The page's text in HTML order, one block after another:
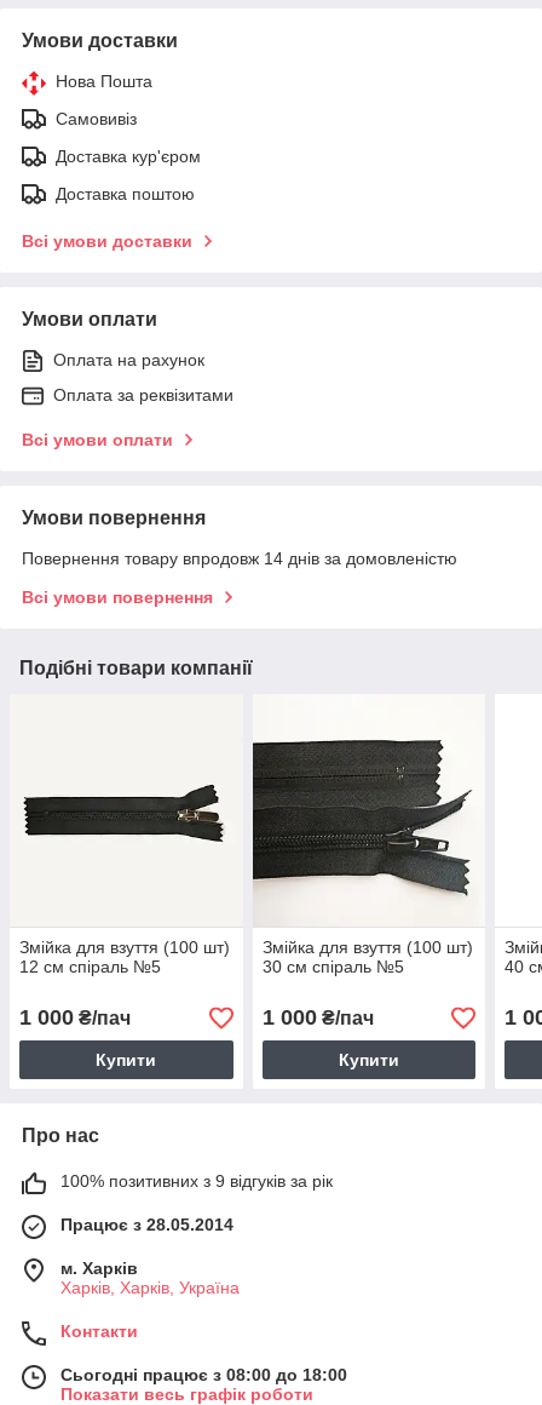
Умови доставки
Нова Пошта
Самовивіз
Доставка кур'єром
Доставка поштою
Всі умови доставки
Умови оплати
Оплата на рахунок
Оплата за реквізитами
Всі умови оплати
Умови повернення
Повернення товару впродовж 14 днів за домовленістю
Всі умови повернення
Подібні товари компанії
Змійка для взуття (100 шт)
12 см спіраль №5
1 000 ₴/пач
Купити
Змійка для взуття (100 шт)
30 см спіраль №5
1 000₴/пач
Купити
40
1
Про нас
100% позитивних з 9 відгуків за рік
Працює з 28.05.2014
м. Харків
Харків, Харків, Україна
Контакти
Сьогодні працює з 08:00 до 18:00
Показати весь графік роботи